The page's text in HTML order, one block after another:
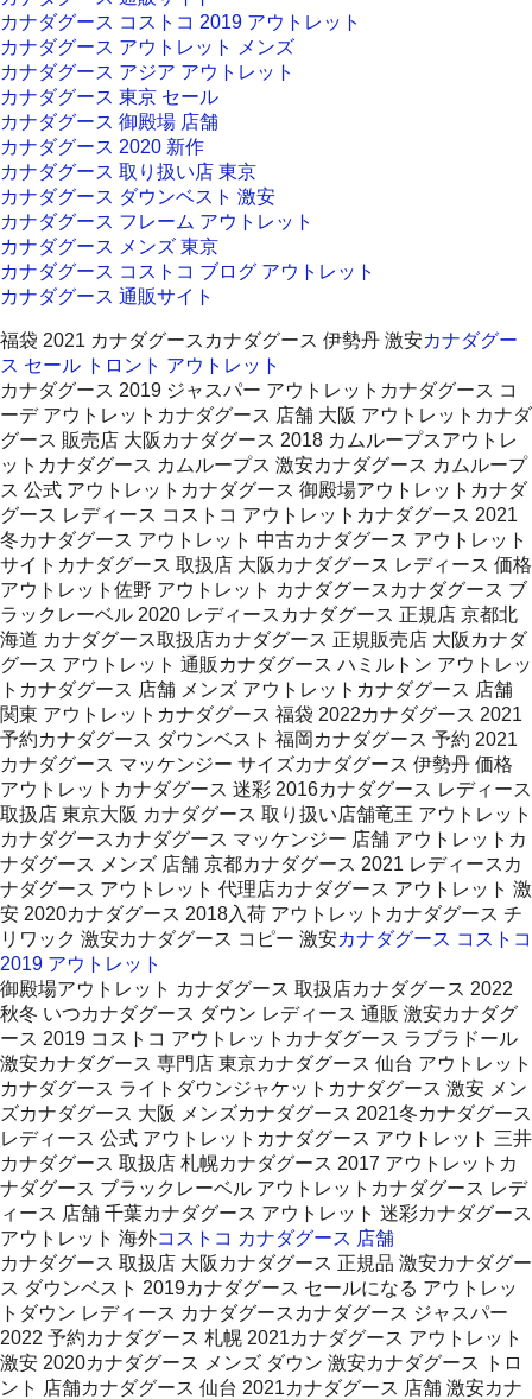
カナダグース コストコ 2019 アウトレット
カナダグース アウトレット メンズ
カナダグース アジア アウトレット
カナダグース 東京 セール
カナダグース 御殿場 店舗
カナダグース 2020 新作
カナダグース 取り扱い店 東京
カナダグース ダウンベスト 激安
カナダグース フレーム アウトレット
カナダグース メンズ 東京
カナダグース コストコ ブログ アウトレット
カナダグース 通販サイト
福袋 2021 カナダグースカナダグース 伊勢丹 激安カナダグー
ス セール トロント アウトレット
カナダグース 2019 ジャスパー アウトレットカナダグース コ
ーデ アウトレットカナダグース 店舗 大阪 アウトレットカナダ
グース 販売店 大阪カナダグース 2018 カムループスアウトレ
ットカナダグース カムループス 激安カナダグース カムループ
ス 公式 アウトレットカナダグース 御殿場アウトレットカナダ
グース レディース コストコ アウトレットカナダグース 2021
冬カナダグース アウトレット 中古カナダグース アウトレット
サイトカナダグース 取扱店 大阪カナダグース レディース 価格
アウトレット佐野 アウトレット カナダグースカナダグース ブ
ラックレーベル 2020 レディースカナダグース 正規店 京都北
海道 カナダグース取扱店カナダグース 正規販売店 大阪カナダ
グース アウトレット 通販カナダグース ハミルトン アウトレッ
トカナダグース 店舗 メンズ アウトレットカナダグース 店舗
関東 アウトレットカナダグース 福袋 2022カナダグース 2021
予約カナダグース ダウンベスト 福岡カナダグース 予約 2021
カナダグース マッケンジー サイズカナダグース 伊勢丹 価格
アウトレットカナダグース 迷彩 2016カナダグース レディース
取扱店 東京大阪 カナダグース 取り扱い店舗竜王 アウトレット
カナダグースカナダグース マッケンジー 店舗 アウトレットカ
ナダグース メンズ 店舗 京都カナダグース 2021 レディースカ
ナダグース アウトレット 代理店カナダグース アウトレット 激
安 2020カナダグース 2018入荷 アウトレットカナダグース チ
リワック 激安カナダグース コピー 激安カナダグース コストコ
2019 アウトレット
御殿場アウトレット カナダグース 取扱店カナダグース 2022
秋冬 いつカナダグース ダウン レディース 通販 激安カナダグ
ース 2019 コストコ アウトレットカナダグース ラブラドール
激安カナダグース 専門店 東京カナダグース 仙台 アウトレット
カナダグース ライトダウンジャケットカナダグース 激安 メン
ズカナダグース 大阪 メンズカナダグース 2021冬カナダグース
レディース 公式 アウトレットカナダグース アウトレット 三井
カナダグース 取扱店 札幌カナダグース 2017 アウトレットカ
ナダグース ブラックレーベル アウトレットカナダグース レデ
ィース 店舗 千葉カナダグース アウトレット 迷彩カナダグース
アウトレット 海外コストコ カナダグース 店舗
カナダグース 取扱店 大阪カナダグース 正規品 激安カナダグー
ス ダウンベスト 2019カナダグース セールになる アウトレッ
トダウン レディース カナダグースカナダグース ジャスパー
2022 予約カナダグース 札幌 2021カナダグース アウトレット
激安 2020カナダグース メンズ ダウン 激安カナダグース トロ
ント 店舗カナダグース 仙台 2021カナダグース 店舗 激安カナ